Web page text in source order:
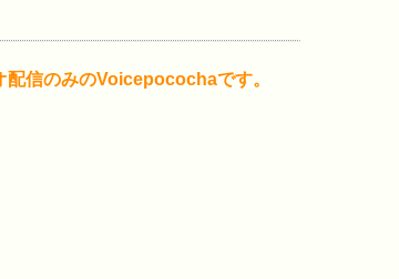
信のみのVoicepocochaです。